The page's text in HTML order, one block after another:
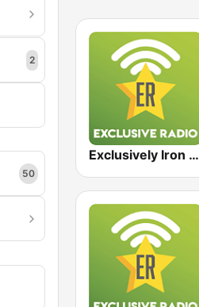
2
50
Exclusively Iron Maiden